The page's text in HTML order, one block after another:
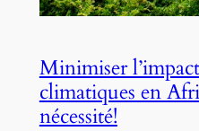
Minimiser
climatiques en
nécessité!